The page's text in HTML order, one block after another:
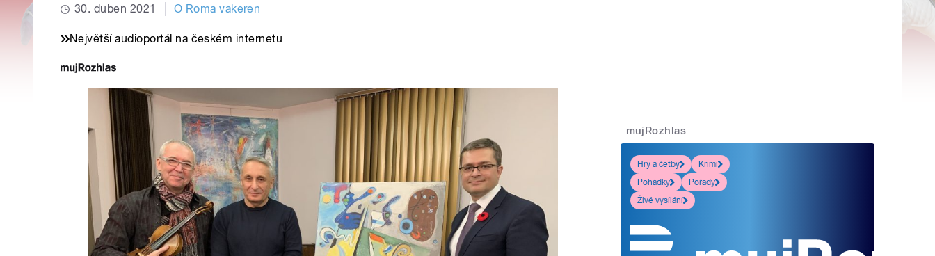
30. duben 2021 O Roma vakeren
Největší audioportál na českém internetu
mujRozhlas
Hry a četby
Krimi
Pohádky
Pořady
Živé vysílání